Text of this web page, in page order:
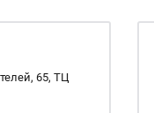
65, ТЦ